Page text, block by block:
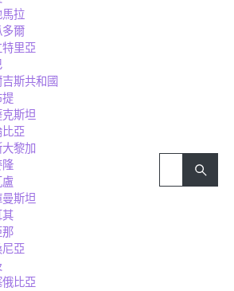
拉
多爾
里亞
斯共和國
提
斯坦
亞
黎加
隆
盧
斯坦
其
那
亞
比亞